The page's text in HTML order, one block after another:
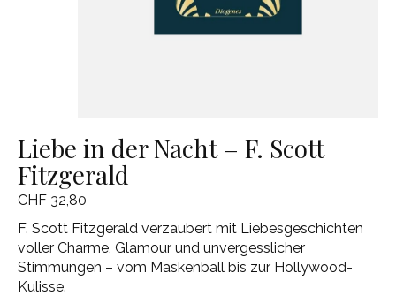
Liebe in der Nacht – F. Scott
Fitzgerald
CHF 32,80
F. Scott Fitzgerald verzaubert mit Liebesgeschichten
voller Charme, Glamour und unvergesslicher
Stimmungen – vom Maskenball bis zur Hollywood-
Kulisse.